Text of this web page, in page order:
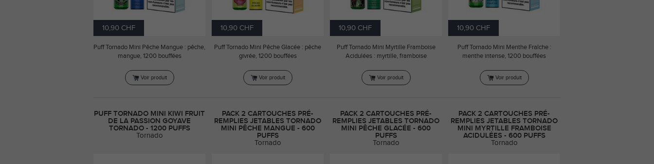
10,90 CHF
Puff Tornado Mini Pêche Mangue : pêche,
mangue, 1200 bouffées
Voir produit
10,90 CHF
Puff Tornado Mini Pêche Glacée : pêche
givrée, 1200 bouffées
Voir produit
10,90 CHF
Puff Tornado Mini Myrtille Framboise
Acidulées : myrtille, framboise
Voir produit
10,90 CHF
Puff Tornado Mini Menthe Fraîche :
menthe intense, 1200 bouffées
Voir produit
PUFF TORNADO MINI KIWI FRUIT
DE LA PASSION GOYAVE
TORNADO - 1200 PUFFS
Tornado
PACK 2 CARTOUCHES PRÉ-
REMPLIES JETABLES TORNADO
MINI PÊCHE MANGUE - 600
PUFFS
Tornado
PACK 2 CARTOUCHES PRÉ-
REMPLIES JETABLES TORNADO
MINI PÊCHE GLACÉE - 600
PUFFS
Tornado
PACK 2 CARTOUCHES PRÉ-
REMPLIES JETABLES TORNADO
MINI MYRTILLE FRAMBOISE
ACIDULÉES - 600 PUFFS
Tornado